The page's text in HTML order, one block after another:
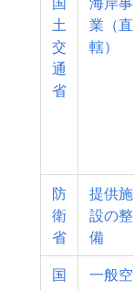
土
交
通
省
業（直
轄）
防
衛
省
提供施
設の整
備
国
一般空